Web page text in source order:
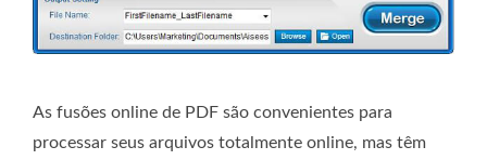
As fusões online de PDF são convenientes para
processar seus arquivos totalmente online, mas têm